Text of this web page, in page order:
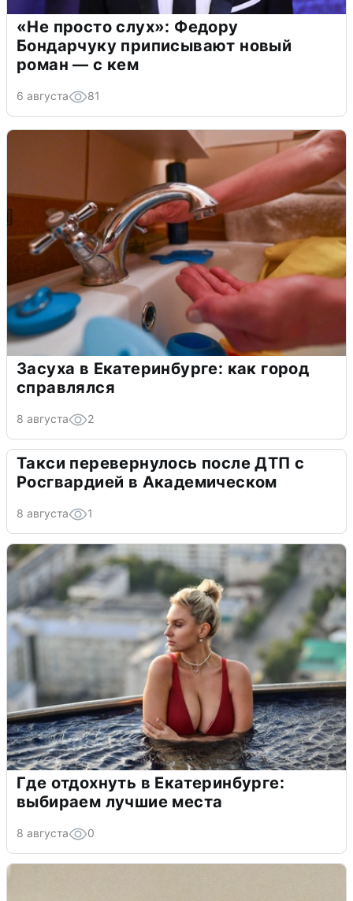
«Не просто слух»: Федору
Бондарчуку приписывают новый
роман — с кем
6 августа 81
Засуха в Екатеринбурге: как город
справлялся
8 августа 2
Такси перевернулось после ДТП с
Росгвардией в Академическом
8 августа 1
Где отдохнуть в Екатеринбурге:
выбираем лучшие места
8 августа 0